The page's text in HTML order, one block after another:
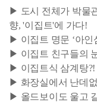
▶ 도시 전체가 박물
향, '이집트'에 가다!
▶ 이집트 명문 ‘아인
▶ 이집트 친구들의
▶ 이집트식 삼계탕
▶ 화장실에서 난데
▶ 올드보이도 울고